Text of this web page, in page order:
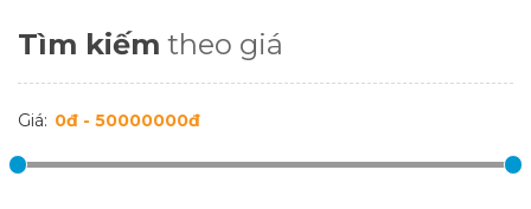
Tìm kiếm theo giá
Giá: